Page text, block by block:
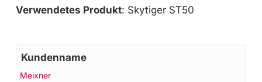
Verwendetes Produkt: Skytiger ST50
Kundenname
Meixner